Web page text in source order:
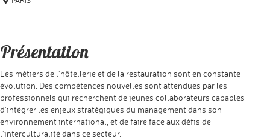
Présentation
Les métiers de l’hôtellerie et de la restauration sont en constante
évolution. Des compétences nouvelles sont attendues par les
professionnels qui recherchent de jeunes collaborateurs capables
d’intégrer les enjeux stratégiques du management dans son
environnement international, et de faire face aux défis de
l’interculturalité dans ce secteur.